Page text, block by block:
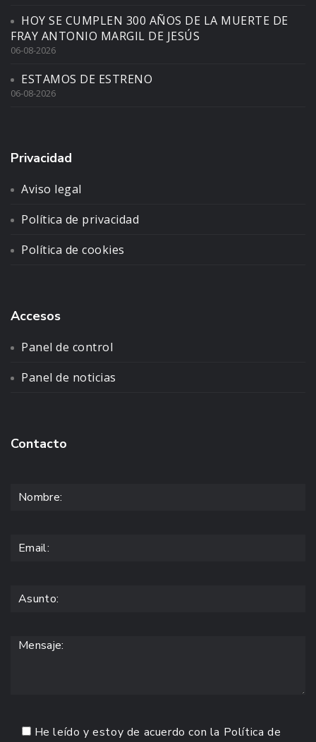
HOY SE CUMPLEN 300 AÑOS DE LA MUERTE DE
FRAY ANTONIO MARGIL DE JESÚS
06-08-2026
ESTAMOS DE ESTRENO
06-08-2026
Privacidad
Aviso legal
Política de privacidad
Política de cookies
Accesos
Panel de control
Panel de noticias
Contacto
He leído y estoy de acuerdo con la Política de